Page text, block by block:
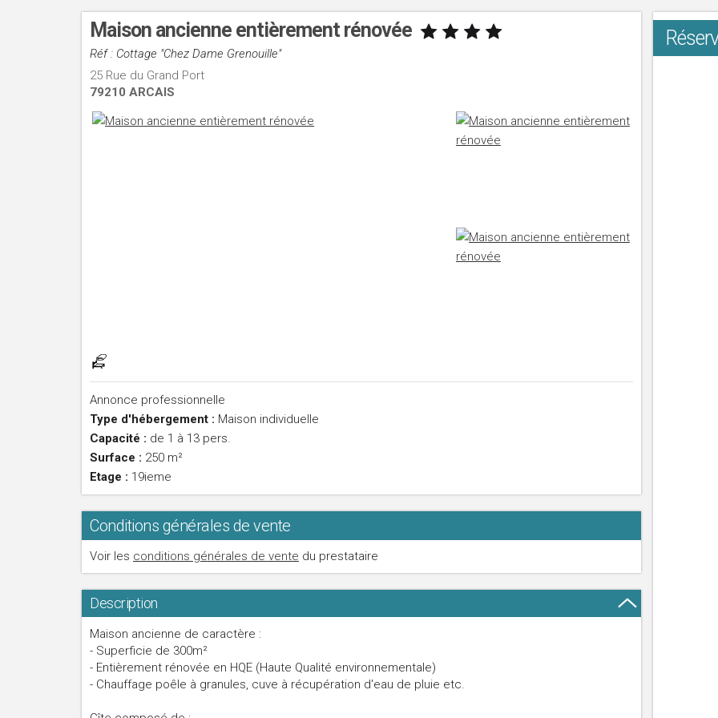
Maison ancienne entièrement rénovée
Réf : Cottage "Chez Dame Grenouille"
25 Rue du Grand Port
79210 ARCAIS
Annonce professionnelle
Type d'hébergement : Maison individuelle
Capacité : de 1 à 13 pers.
Surface : 250 m²
Etage : 19ieme
Conditions générales de vente
Voir les conditions générales de vente du prestataire
Description
Maison ancienne de caractère :
- Superficie de 300m²
- Entièrement rénovée en HQE (Haute Qualité environnementale)
- Chauffage poêle à granules, cuve à récupération d'eau de pluie etc.